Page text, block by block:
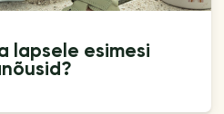
lapsele esimesi